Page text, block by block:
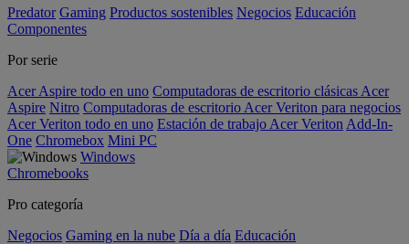
Predator Gaming Productos sostenibles Negocios Educación
Componentes
Por serie
Acer Aspire todo en uno Computadoras de escritorio clásicas Acer
Aspire Nitro Computadoras de escritorio Acer Veriton para negocios
Acer Veriton todo en uno Estación de trabajo Acer Veriton Add-In-
One Chromebox Mini PC
Windows
Chromebooks
Pro categoría
Negocios Gaming en la nube Día a día Educación